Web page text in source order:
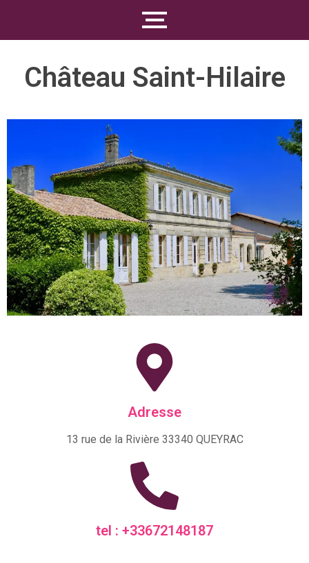
Château Saint-Hilaire
Adresse
13 rue de la Rivière 33340 QUEYRAC
tel : +33672148187